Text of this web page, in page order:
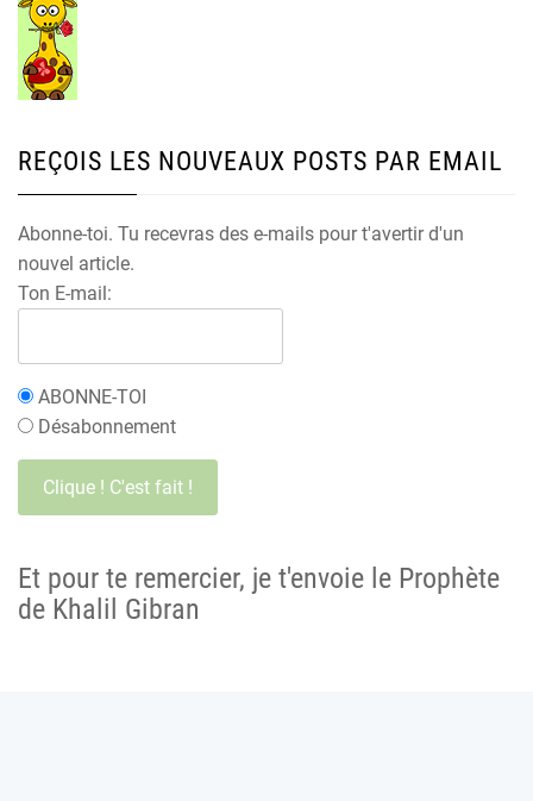
REÇOIS LES NOUVEAUX POSTS PAR EMAIL
Abonne-toi. Tu recevras des e-mails pour t'avertir d'un
nouvel article.
Ton E-mail:
ABONNE-TOI
Désabonnement
Et pour te remercier, je t'envoie le Prophète
de Khalil Gibran